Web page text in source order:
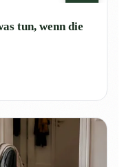
tun, wenn die